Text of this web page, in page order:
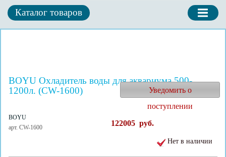
Каталог товаров
BOYU Охладитель воды для аквариума 500-
1200л. (CW-1600)
BOYU
арт. CW-1600
Уведомить о
поступлении
122005 руб.
Нет в наличии